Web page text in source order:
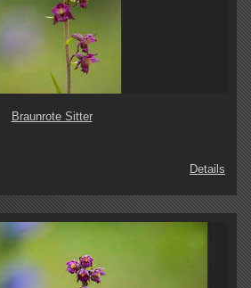
Braunrote Sitter
Details